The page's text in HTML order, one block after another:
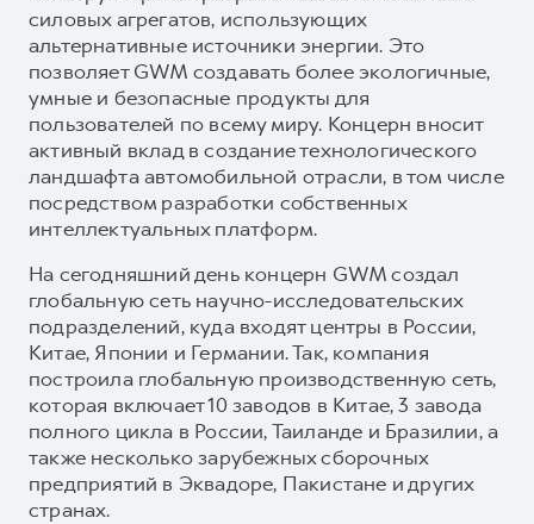
силовых агрегатов, использующих
альтернативные источники энергии. Это
позволяет GWM создавать более экологичные,
умные и безопасные продукты для
пользователей по всему миру. Концерн вносит
активный вклад в создание технологического
ландшафта автомобильной отрасли, в том числе
посредством разработки собственных
интеллектуальных платформ.
На сегодняшний день концерн GWM создал
глобальную сеть научно-исследовательских
подразделений, куда входят центры в России,
Китае, Японии и Германии. Так, компания
построила глобальную производственную сеть,
которая включает 10 заводов в Китае, 3 завода
полного цикла в России, Таиланде и Бразилии, а
также несколько зарубежных сборочных
предприятий в Эквадоре, Пакистане и других
странах.